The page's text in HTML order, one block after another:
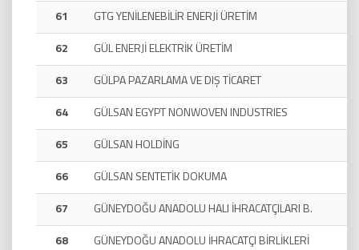
61
GTG YENİLENEBİLİR ENERJİ ÜRETİM
62
GÜL ENERJİ ELEKTRİK ÜRETİM
63
GÜLPA PAZARLAMA VE DIŞ TİCARET
64
GÜLSAN EGYPT NONWOVEN INDUSTRIES
65
GÜLSAN HOLDİNG
66
GÜLSAN SENTETİK DOKUMA
67
GÜNEYDOĞU ANADOLU HALI İHRACATÇILARI B.
68
GÜNEYDOĞU ANADOLU İHRACATÇI BİRLİKLERİ